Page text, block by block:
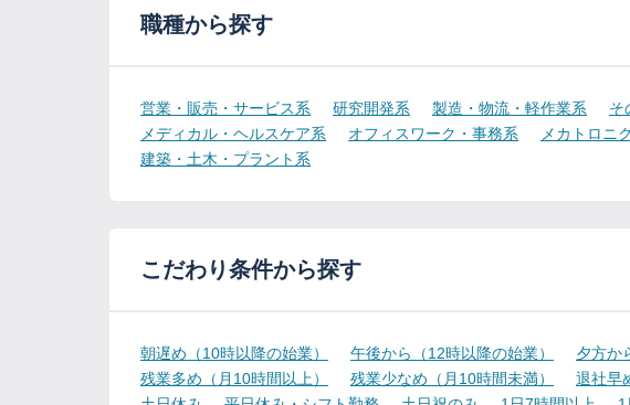
職種から探す
営業・販売・サービス系 研究開発系 製造・物流・軽作業系 そ
メディカル・ヘルスケア系
オフィスワーク・事務系
メカトロニ
建築・土木・プラント系
こだわり条件から探す
朝遅め（10時以降の始業） 午後から（12時以降の始業） 夕方か
残業多め（月10時間以上）
残業少なめ（月10時間未満） 退社早